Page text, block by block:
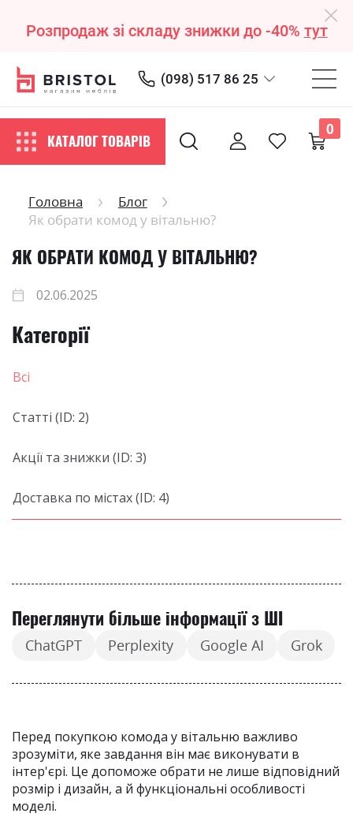
Розпродаж зі складу знижки до -40% тут
(098) 517 86 25
КАТАЛОГ ТОВАРІВ
0
Головна
Блог
Як обрати комод у вітальню?
ЯК ОБРАТИ КОМОД У ВІТАЛЬНЮ?
02.06.2025
Категорії
Всі
Статті (ID: 2)
Акції та знижки (ID: 3)
Доставка по містах (ID: 4)
Переглянути більше інформації з ШІ
ChatGPT Perplexity Google AI Grok
Перед покупкою комода у вітальню важливо
зрозуміти, яке завдання він має виконувати в
інтер'єрі. Це допоможе обрати не лише відповідний
розмір і дизайн, а й функціональні особливості
моделі.